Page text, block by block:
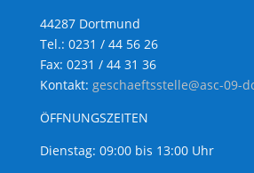
44287 Dortmund
Tel.: 0231 / 44 56 26
Fax: 0231 / 44 31 36
Kontakt: geschaeftsstelle@asc-09-
ÖFFNUNGSZEITEN
Dienstag: 09:00 bis 13:00 Uhr